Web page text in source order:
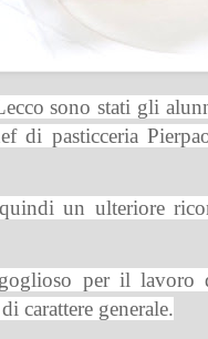
sono stati gli
di pasticceria
un ulteriore
per il lavoro
carattere generale.